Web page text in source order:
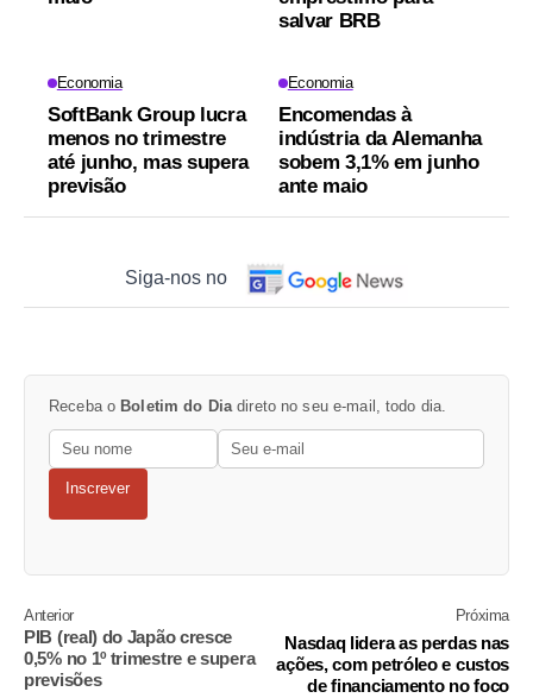
salvar BRB
Economia
SoftBank Group lucra
menos no trimestre
até junho, mas supera
previsão
Economia
Encomendas à
indústria da Alemanha
sobem 3,1% em junho
ante maio
Siga-nos no
Receba o Boletim do Diadireto no seu e-mail, todo dia.
Inscrever
Anterior
PIB (real) do Japão cresce
0,5% no 1º trimestre e supera
previsões
Próxima
Nasdaq lidera as perdas nas
ações, com petróleo e custos
de financiamento no foco